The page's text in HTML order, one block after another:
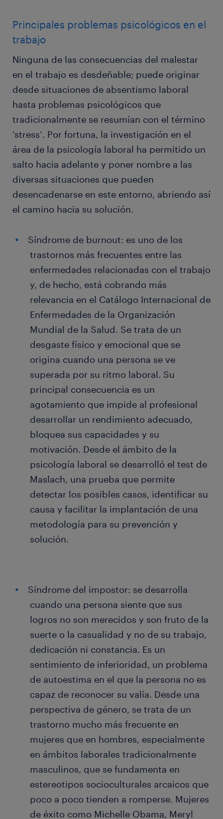
Principales problemas psicológicos en el
trabajo
Ninguna de las consecuencias del malestar
en el trabajo es desdeñable; puede originar
desde situaciones de absentismo laboral
hasta problemas psicológicos que
tradicionalmente se resumían con el término
‘stress’. Por fortuna, la investigación en el
área de la psicología laboral ha permitido un
salto hacia adelante y poner nombre a las
diversas situaciones que pueden
desencadenarse en este entorno, abriendo así
el camino hacia su solución.
Síndrome de burnout: es uno de los
trastornos más frecuentes entre las
enfermedades relacionadas con el trabajo
y, de hecho, está cobrando más
relevancia en el Catálogo Internacional de
Enfermedades de la Organización
Mundial de la Salud. Se trata de un
desgaste físico y emocional que se
origina cuando una persona se ve
superada por su ritmo laboral. Su
principal consecuencia es un
agotamiento que impide al profesional
desarrollar un rendimiento adecuado,
bloquea sus capacidades y su
motivación. Desde el ámbito de la
psicología laboral se desarrolló el test de
Maslach, una prueba que permite
detectar los posibles casos, identificar su
causa y facilitar la implantación de una
metodología para su prevención y
solución.
Síndrome del impostor: se desarrolla
cuando una persona siente que sus
logros no son merecidos y son fruto de la
suerte o la casualidad y no de su trabajo,
dedicación ni constancia. Es un
sentimiento de inferioridad, un problema
de autoestima en el que la persona no es
capaz de reconocer su valía. Desde una
perspectiva de género, se trata de un
trastorno mucho más frecuente en
mujeres que en hombres, especialmente
en ámbitos laborales tradicionalmente
masculinos, que se fundamenta en
estereotipos socioculturales arcaicos que
poco a poco tienden a romperse. Mujeres
de éxito como Michelle Obama, Meryl